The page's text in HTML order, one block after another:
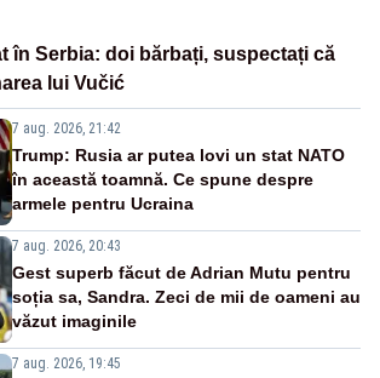
în Serbia: doi bărbați, suspectați că
lui Vučić
7 aug. 2026, 21:42
Trump: Rusia ar putea lovi un stat NATO
în această toamnă. Ce spune despre
armele pentru Ucraina
7 aug. 2026, 20:43
Gest superb făcut de Adrian Mutu pentru
soția sa, Sandra. Zeci de mii de oameni au
văzut imaginile
7 aug. 2026, 19:45